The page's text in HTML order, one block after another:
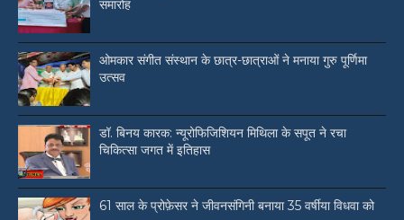
समारोह
ओमकार संगीत संस्थान के छात्र-छात्राओं ने मनाया गुरु पूर्णिमा
उत्सव
डॉ. बिनय कारक: न्यूरोफिजिशियन मिथिला के सपूत ने रचा
चिकित्सा जगत में इतिहास
61 साल के प्रोफ़ेसर ने जीवनसंगिनी बनाया 35 वर्षीया विधवा को